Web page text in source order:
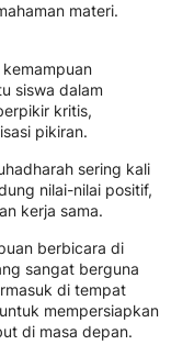
materi.
siswa dalam
kritis,
pikiran.
sering kali
nilai-nilai positif,
kerja sama.
berbicara di
sangat berguna
di tempat
mempersiapkan
di masa depan.